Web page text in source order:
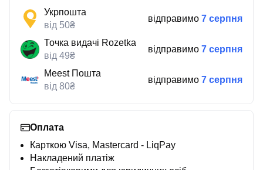
Укрпошта
від 50₴
відправимо 7 серпня
Точка видачі Rozetka
від 49₴
відправимо 7 серпня
Meest Пошта
від 80₴
відправимо 7 серпня
Оплата
Карткою Visa, Mastercard - LiqPay
Накладений платіж